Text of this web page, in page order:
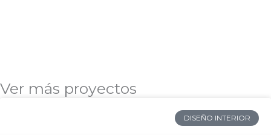
Ver más proyectos
DISEÑO INTERIOR